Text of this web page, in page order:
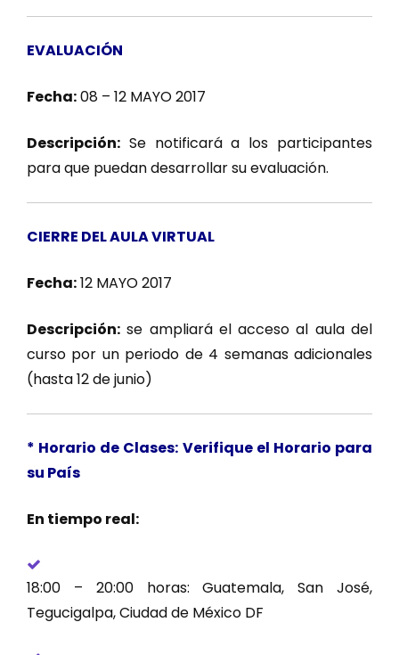
EVALUACIÓN
Fecha:08 – 12 MAYO 2017
Descripción: Se notificará a los participantes
para que puedan desarrollar su evaluación.
CIERRE DEL AULA VIRTUAL
Fecha:12 MAYO 2017
Descripción: se ampliará el acceso al aula del
curso por un periodo de 4 semanas adicionales
(hasta 12 de junio)
* Horario de Clases: Verifique el Horario para
su País
En tiempo real:
18:00 – 20:00 horas: Guatemala, San José,
Tegucigalpa, Ciudad de México DF